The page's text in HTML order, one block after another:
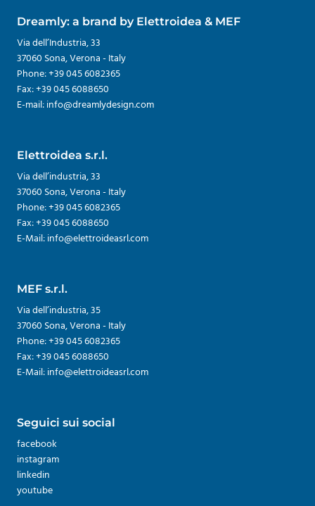
Dreamly: a brand by Elettroidea & MEF
Via dell’Industria, 33
37060 Sona, Verona - Italy
Phone: +39 045 6082365
Fax: +39 045 6088650
E-mail: info@dreamlydesign.com
Elettroidea s.r.l.
Via dell’industria, 33
37060 Sona, Verona - Italy
Phone: +39 045 6082365
Fax: +39 045 6088650
E-Mail: info@elettroideasrl.com
MEF s.r.l.
Via dell’industria, 35
37060 Sona, Verona - Italy
Phone: +39 045 6082365
Fax: +39 045 6088650
E-Mail: info@elettroideasrl.com
Seguici sui social
facebook
instagram
linkedin
youtube